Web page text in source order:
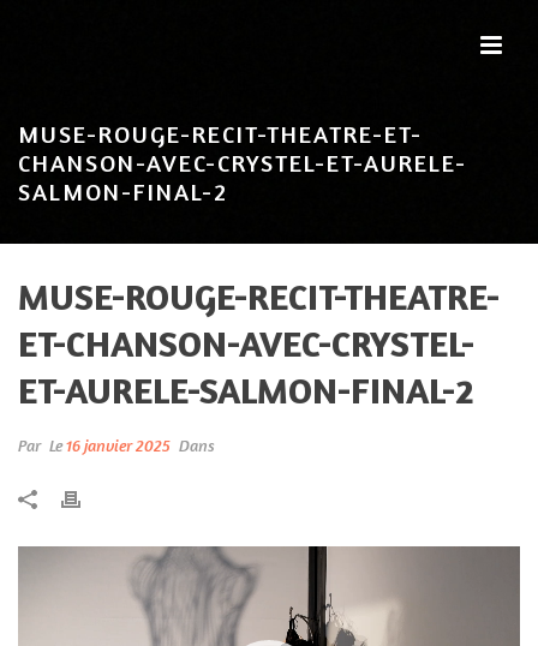
MUSE-ROUGE-RECIT-THEATRE-ET-
CHANSON-AVEC-CRYSTEL-ET-AURELE-
SALMON-FINAL-2
MUSE-ROUGE-RECIT-THEATRE-
ET-CHANSON-AVEC-CRYSTEL-
ET-AURELE-SALMON-FINAL-2
Par Le16 janvier 2025 Dans